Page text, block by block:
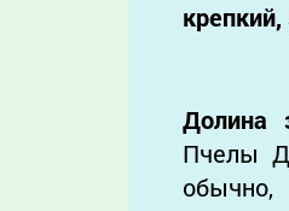
Долина
Пчелы